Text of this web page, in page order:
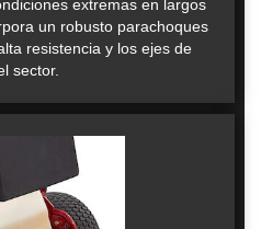
extremas en largos
un robusto parachoques
resistencia y los ejes de
sector.